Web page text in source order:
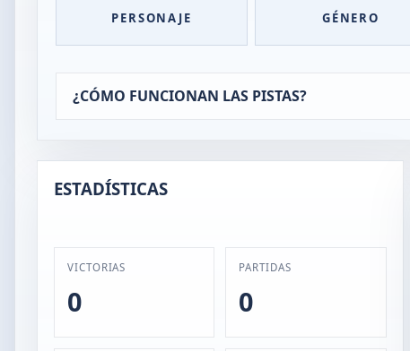
PERSONAJE GÉNERO
¿CÓMO FUNCIONAN LAS PISTAS?
ESTADÍSTICAS
VICTORIAS
0
PARTIDAS
0